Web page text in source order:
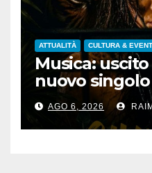
ATTUALITÀ CULTURA &
Musica:
nuovo
Pedrini,
AGO 6, 2026